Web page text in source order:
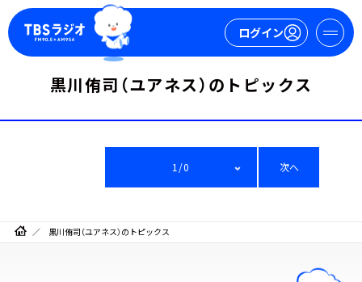
ログイン
黒川侑司（ユアネス）のトピックス
1/0 次へ
黒川侑司（ユアネス）のトピックス